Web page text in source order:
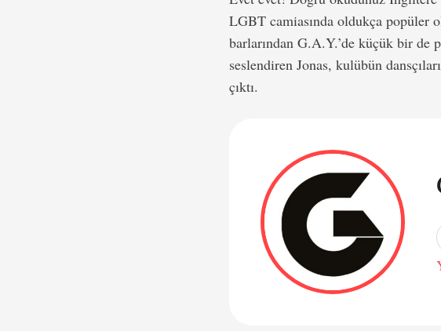
LGBT camiasında oldukça popüler
barlarından G.A.Y.’de küçük bir de
seslendiren Jonas, kulübün
çıktı.